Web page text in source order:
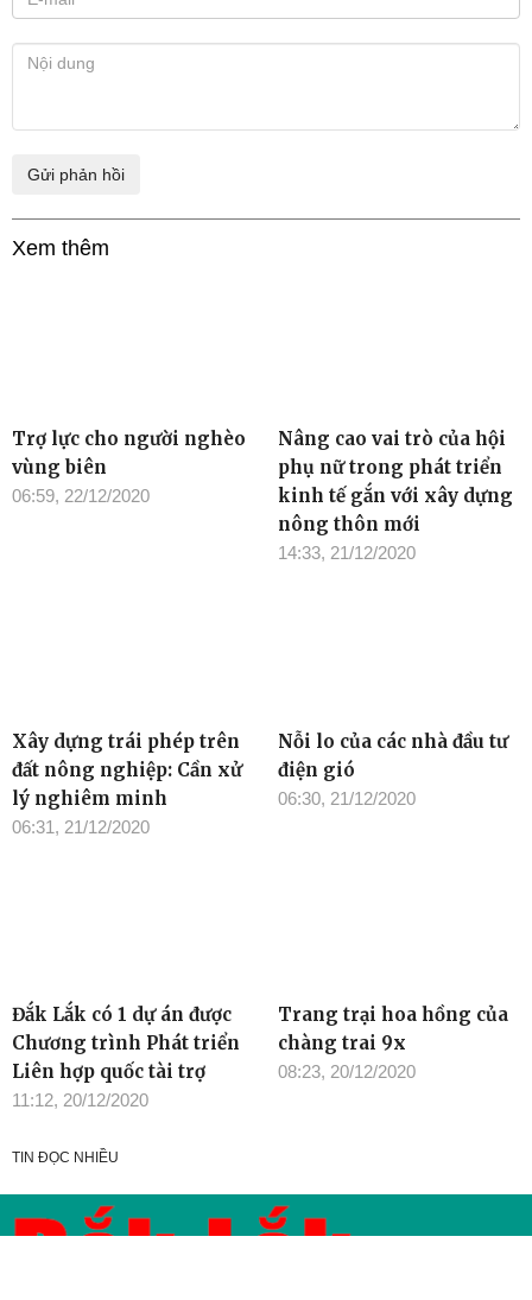
Xem thêm
Trợ lực cho người nghèo
vùng biên
06:59, 22/12/2020
Nâng cao vai trò của hội
phụ nữ trong phát triển
kinh tế gắn với xây dựng
nông thôn mới
14:33, 21/12/2020
Xây dựng trái phép trên
đất nông nghiệp: Cần xử
lý nghiêm minh
06:31, 21/12/2020
Nỗi lo của các nhà đầu tư
điện gió
06:30, 21/12/2020
Đắk Lắk có 1 dự án được
Chương trình Phát triển
Liên hợp quốc tài trợ
11:12, 20/12/2020
Trang trại hoa hồng của
chàng trai 9x
08:23, 20/12/2020
TIN ĐỌC NHIỀU